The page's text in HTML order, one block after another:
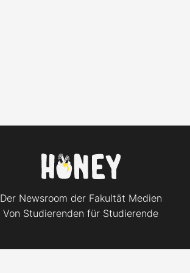
Der Newsroom der Fakultät Medien
Von Studierenden für Studierende